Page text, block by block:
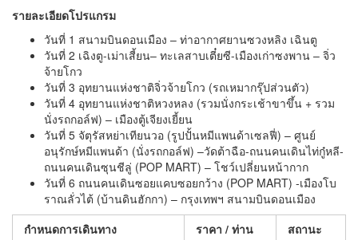
รายละเอียดโปรแกรม
วันที่ 1 สนามบินดอนเมือง – ท่าอากาศยานซวงหลิง เฉินตู
วันที่ 2 เฉิงตู-เม่าเสี้ยน– ทะเลสาบเตี๋ยซี-เมืองเก่าซงพาน – จิ่ว
จ้ายโกว
วันที่ 3 อุทยานแห่งชาติจิ่วจ้ายโกว (รถเหมากรุ๊ปส่วนตัว)
วันที่ 4 อุทยานแห่งชาติหวงหลง (รวมนั่งกระเช้าขาขึ้น + รวม
นั่งรถกอล์ฟ) – เมืองตู้เจียงเยี้ยน
วันที่ 5 จัตุรัสหย่าเทียนวอ (รูปปั้นหมีแพนด้าเซลฟี่) – ศูนย์
อนุรักษ์หมีแพนด้า (นั่งรถกอล์ฟ) –วัดต้าฉือ-ถนนคนเดินไท่กู๋หลี-
ถนนคนเดินซุนชีลู่ (POP MART) – โชว์เปลี่ยนหน้ากาก
วันที่ 6 ถนนคนเดินซอยแคบซอยกว้าง (POP MART) -เมืองโบ
ราณลั่วไต้ (บ้านดินฮักกา) – กรุงเทพฯ สนามบินดอนเมือง
กำหนดการเดินทาง
ราคา / ท่าน สถานะ